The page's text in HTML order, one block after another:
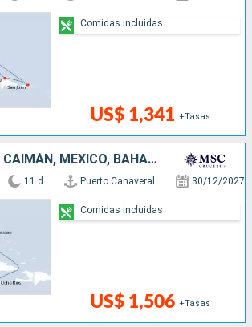
US$ 1,341 +Tasas
Comidas incluidas
JAMAICA, ISLAS CAIMÁN, MÉXICO, BAHAMAS, ESTADOS UNIDOS
11 d Puerto Canaveral 30/12/2027
US$ 1,506 +Tasas
Comidas incluidas